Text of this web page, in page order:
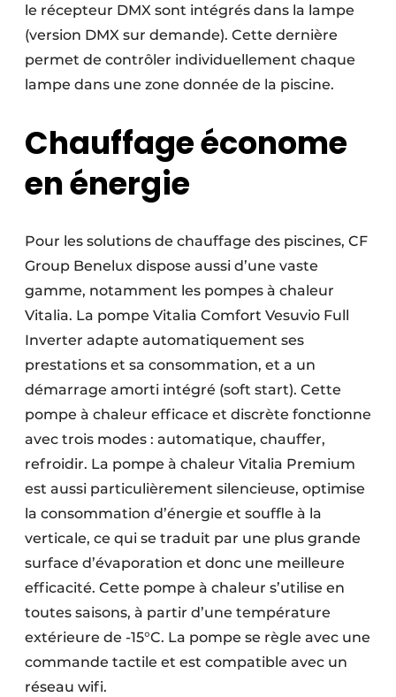
le récepteur DMX sont intégrés dans la lampe
(version DMX sur demande). Cette dernière
permet de contrôler individuellement chaque
lampe dans une zone donnée de la piscine.
Chauffage économe
en énergie
Pour les solutions de chauffage des piscines, CF
Group Benelux dispose aussi d’une vaste
gamme, notamment les pompes à chaleur
Vitalia. La pompe Vitalia Comfort Vesuvio Full
Inverter adapte automatiquement ses
prestations et sa consommation, et a un
démarrage amorti intégré (soft start). Cette
pompe à chaleur efficace et discrète fonctionne
avec trois modes : automatique, chauffer,
refroidir. La pompe à chaleur Vitalia Premium
est aussi particulièrement silencieuse, optimise
la consommation d’énergie et souffle à la
verticale, ce qui se traduit par une plus grande
surface d’évaporation et donc une meilleure
efficacité. Cette pompe à chaleur s’utilise en
toutes saisons, à partir d’une température
extérieure de -15°C. La pompe se règle avec une
commande tactile et est compatible avec un
réseau wifi.